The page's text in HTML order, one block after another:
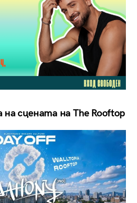
на сцената на The Rooftop